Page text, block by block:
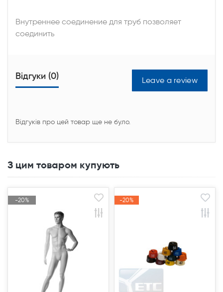
Внутреннее соединение для труб позволяет
соединить
Відгуки (0) Leave a review
Відгуків про цей товар ще не було.
З цим товаром купують
-20%
-20% -20%
-20%